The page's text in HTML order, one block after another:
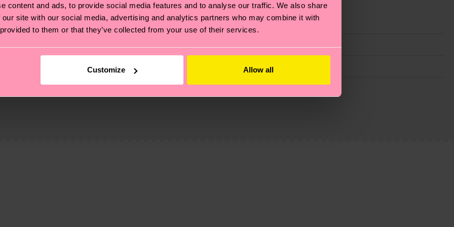
content and ads, to provide social media features and to analyse our traffic. We also share
site with our social media, advertising and analytics partners who may combine it with
to them or that they’ve collected from your use of their services.
Customize Allow all
trata de elegir el camino ético, pisar ligero para el planeta, mimar tus calcetines y un montón de cosas